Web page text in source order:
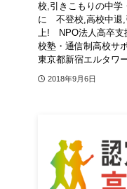
校,引きこもりの中学
に 不登校,高校中退,
上! NPO法人高卒支
校塾・通信制高校サ
東京都新宿エルタワ
2018年9月6日